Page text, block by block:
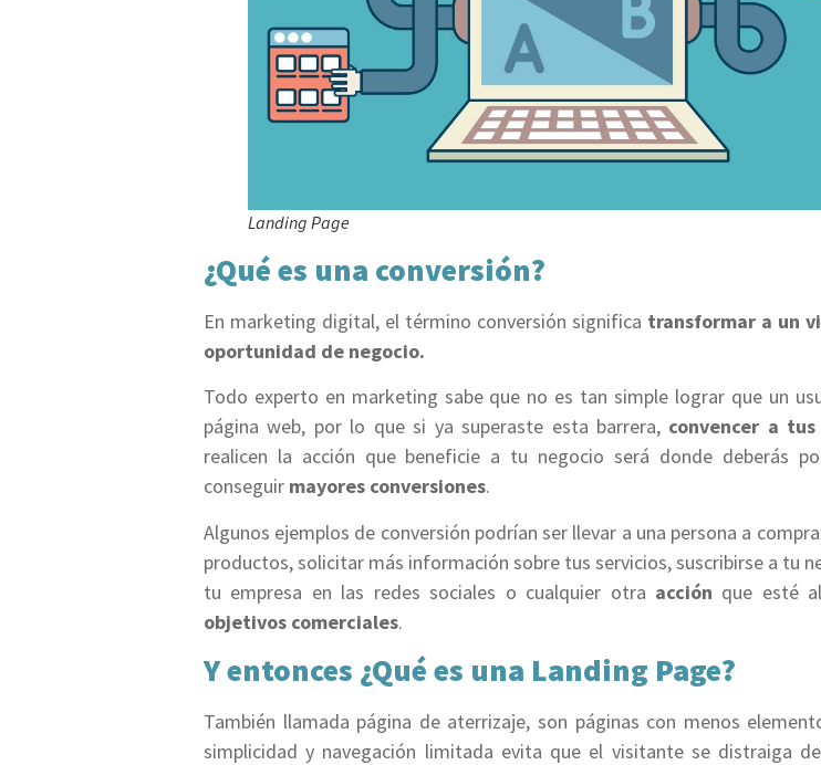
Landing Page
¿Qué es una conversión?
En marketing digital, el término conversión significa transformar a un
oportunidad de negocio.
Todo experto en marketing sabe que no es tan simple lograr que un
página web, por lo que si ya superaste esta barrera, convencer a
realicen la acción que beneficie a tu negocio será donde deberás
conseguir mayores conversiones.
Algunos ejemplos de conversión podrían ser llevar a una persona a
productos, solicitar más información sobre tus servicios, suscribirse a tu
tu empresa en las redes sociales o cualquier otra acción que esté
objetivos comerciales.
Y entonces ¿Qué es una Landing Page?
También llamada página de aterrizaje, son páginas con menos
simplicidad y navegación limitada evita que el visitante se distraiga